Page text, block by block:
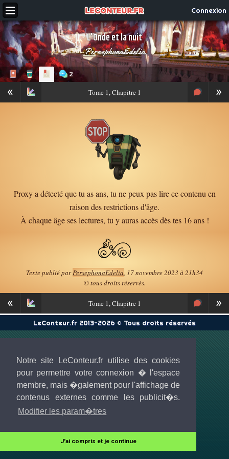
Notre site LeConteur.fr utilise des cookies
pour permettre votre connexion � l'espace
membre, mais �galement pour l'affichage de
contenus externes comme les publicit�s.
Modifier les param�tres
J'ai compris et je continue
Connexion
L'Onde et la nuit
PersephonaEdelia
2
« »
Tome1, Chapitre 1
Proxy a détecté que tu as ans, tu ne peux pas lire ce contenu en
raison des restrictions d'âge.
À chaque âge ses lectures, tu y auras accès dès tes 16 ans !
Texte publié parPersephonaEdelia, 17 novembre 2023 à 21h34
© tous droits réservés.
« »
Tome1, Chapitre 1
LeConteur.fr 2013-2026 © Tous droits réservés